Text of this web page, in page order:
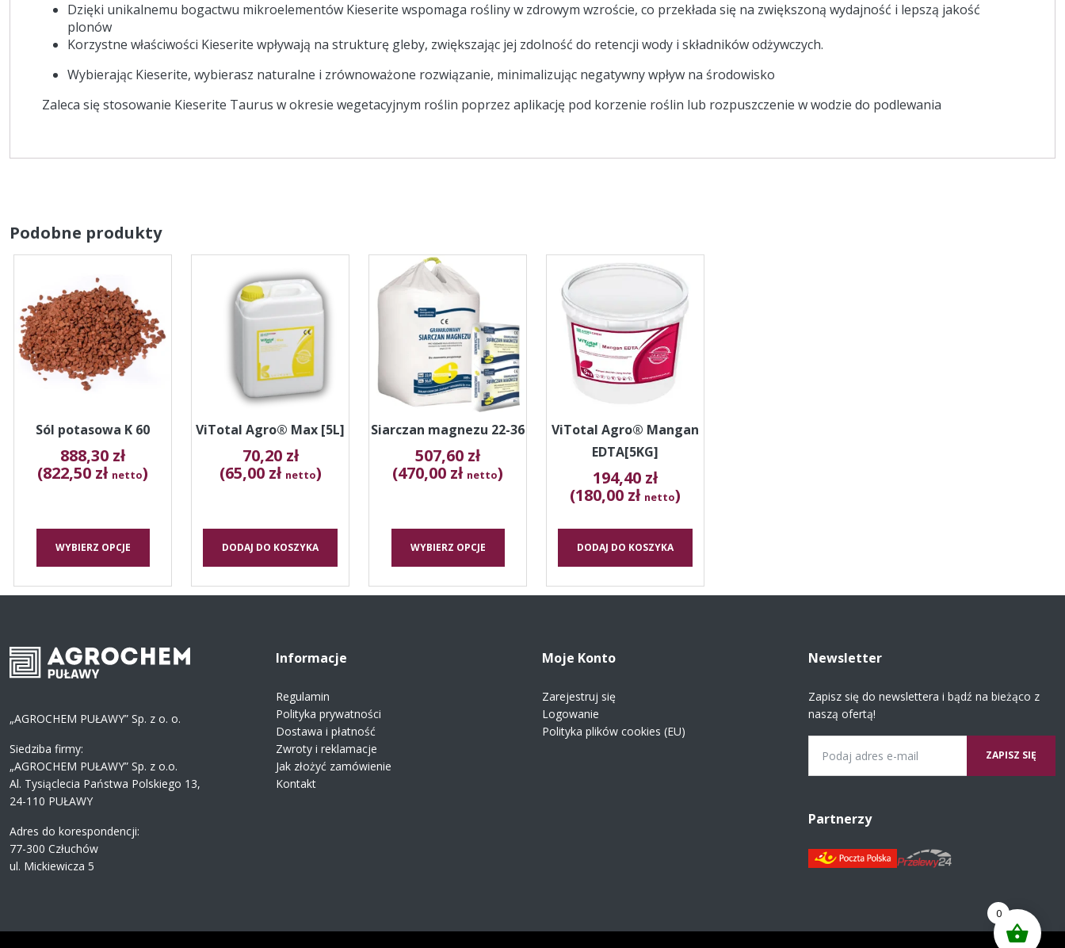
Dzięki unikalnemu bogactwu mikroelementów Kieserite wspomaga rośliny w zdrowym wzroście, co przekłada się na zwiększoną wydajność i lepszą jakość
plonów
Korzystne właściwości Kieserite wpływają na strukturę gleby, zwiększając jej zdolność do retencji wody i składników odżywczych.
Wybierając Kieserite, wybierasz naturalne i zrównoważone rozwiązanie, minimalizując negatywny wpływ na środowisko
Zaleca się stosowanie Kieserite Taurus w okresie wegetacyjnym roślin poprzez aplikację pod korzenie roślin lub rozpuszczenie w wodzie do podlewania
Podobne produkty
Sól potasowa K 60
888,30 zł
(822,50 zł netto)
WYBIERZ OPCJE
produkt
ma
wiele
wariantów.
Opcje
można
wybrać
produktu
ViTotal Agro® Max [5L]
70,20 zł
(65,00 zł netto)
DODAJ DO KOSZYKA
Siarczan magnezu 22-36
507,60 zł
(470,00 zł netto)
WYBIERZ OPCJE
produkt
ma
wiele
wariantów.
Opcje
można
wybrać
na
produktu
ViTotal Agro® Mangan
EDTA[5KG]
194,40 zł
(180,00 zł netto)
DODAJ DO KOSZYKA
„AGROCHEM PUŁAWY” Sp. z o. o.
Siedziba firmy:
„AGROCHEM PUŁAWY” Sp. z o.o.
Al. Tysiąclecia Państwa Polskiego 13,
24-110 PUŁAWY
Adres do korespondencji:
77-300 Człuchów
ul. Mickiewicza 5
Informacje
Regulamin
Polityka prywatności
Dostawa i płatność
Zwroty i reklamacje
Jak złożyć zamówienie
Kontakt
Moje Konto
Zarejestruj się
Logowanie
Polityka plików cookies (EU)
Newsletter
Zapisz się do newslettera i bądź na bieżąco z
naszą ofertą!
Partnerzy
0